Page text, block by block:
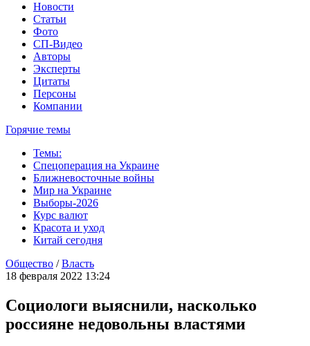
Новости
Статьи
Фото
СП-Видео
Авторы
Эксперты
Цитаты
Персоны
Компании
Горячие темы
Темы:
Спецоперация на Украине
Ближневосточные войны
Мир на Украине
Выборы-2026
Курс валют
Красота и уход
Китай сегодня
Общество /Власть
18 февраля 2022 13:24
Социологи выяснили, насколько
россияне недовольны властями